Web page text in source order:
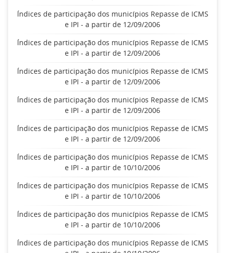
Índices de participação dos municípios Repasse de ICMS
e IPI - a partir de 12/09/2006
Índices de participação dos municípios Repasse de ICMS
e IPI - a partir de 12/09/2006
Índices de participação dos municípios Repasse de ICMS
e IPI - a partir de 12/09/2006
Índices de participação dos municípios Repasse de ICMS
e IPI - a partir de 12/09/2006
Índices de participação dos municípios Repasse de ICMS
e IPI - a partir de 12/09/2006
Índices de participação dos municípios Repasse de ICMS
e IPI - a partir de 10/10/2006
Índices de participação dos municípios Repasse de ICMS
e IPI - a partir de 10/10/2006
Índices de participação dos municípios Repasse de ICMS
e IPI - a partir de 10/10/2006
Índices de participação dos municípios Repasse de ICMS